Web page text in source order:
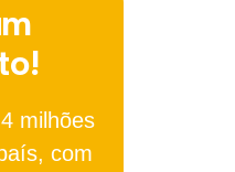
milhões
com